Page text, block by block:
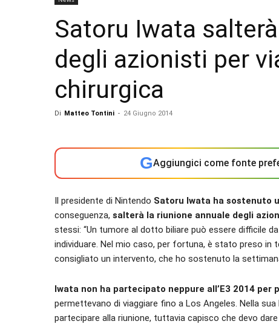
Satoru Iwata
degli azionisti per
chirurgica
Di Matteo Tontini - 24 Giugno 2014
GAggiungici come fonte
Il presidente di Nintendo Satoru Iwata ha sostenuto
conseguenza, salterà la riunione annuale degli
stessi: “Un tumore al dotto biliare può essere difficile
individuare. Nel mio caso, per fortuna, è stato preso
consigliato un intervento, che ho sostenuto la
Iwata non ha partecipato neppure all’E3 2014
permettevano di viaggiare fino a Los Angeles. Nella
partecipare alla riunione, tuttavia capisco che devo